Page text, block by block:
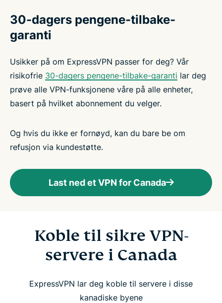
30-dagers pengene-tilbake-
garanti
Usikker på om ExpressVPN passer for deg? Vår
risikofrie 30-dagers pengene-tilbake-garanti lar deg
prøve alle VPN-funksjonene våre på alle enheter,
basert på hvilket abonnement du velger.
Og hvis du ikke er fornøyd, kan du bare be om
refusjon via kundestøtte.
Last ned et VPN for Canada
Koble til sikre VPN-
servere i Canada
ExpressVPN lar deg koble til servere i disse
kanadiske byene